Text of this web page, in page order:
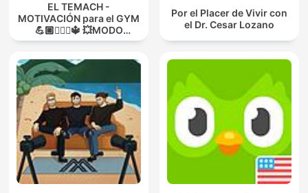
EL TEMACH -
MOTIVACIÓN para el GYM
💪🏼🏋🏻‍♀🔱 💥MODO
GUERRA💥
Por el Placer de Vivir con
el Dr. Cesar Lozano